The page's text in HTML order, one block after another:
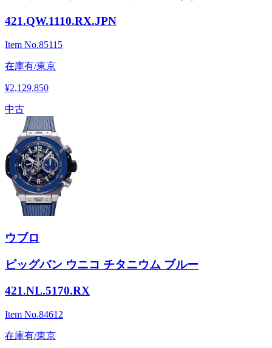
421.QW.1110.RX.JPN
Item No.85115
在庫有/東京
¥2,129,850
中古
ウブロ
ビッグバン ウニコ チタニウム ブルー
421.NL.5170.RX
Item No.84612
在庫有/東京